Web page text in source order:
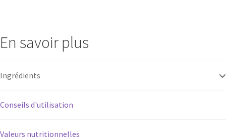
En savoir plus
Ingrédients
Conseils d'utilisation
Valeurs nutritionnelles